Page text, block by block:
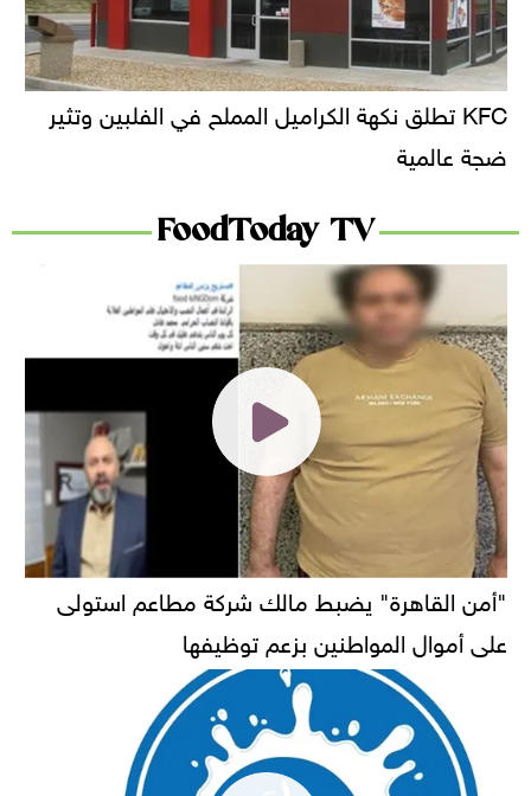
KFC تطلق نكهة الكراميل المملح في الفلبين وتثير
ضجة عالمية
FoodToday TV
"أمن القاهرة" يضبط مالك شركة مطاعم استولى
على أموال المواطنين بزعم توظيفها